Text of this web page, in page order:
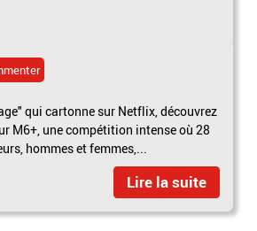
qui cartonne sur Netflix, découvrez
M6+, une compétition intense où 28
hommes et femmes,...
Lire la suite